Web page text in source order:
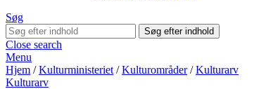
Søg
Close search
Menu
Hjem /Kulturministeriet /Kulturområder/Kulturarv
Kulturarv